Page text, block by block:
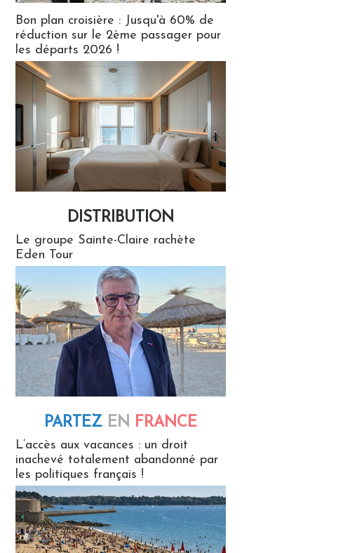
Bon plan croisière : Jusqu'à 60% de
réduction sur le 2ème passager pour
les départs 2026 !
DISTRIBUTION
Le groupe Sainte-Claire rachète
Eden Tour
PARTEZ EN FRANCE
L’accès aux vacances : un droit
inachevé totalement abandonné par
les politiques français !